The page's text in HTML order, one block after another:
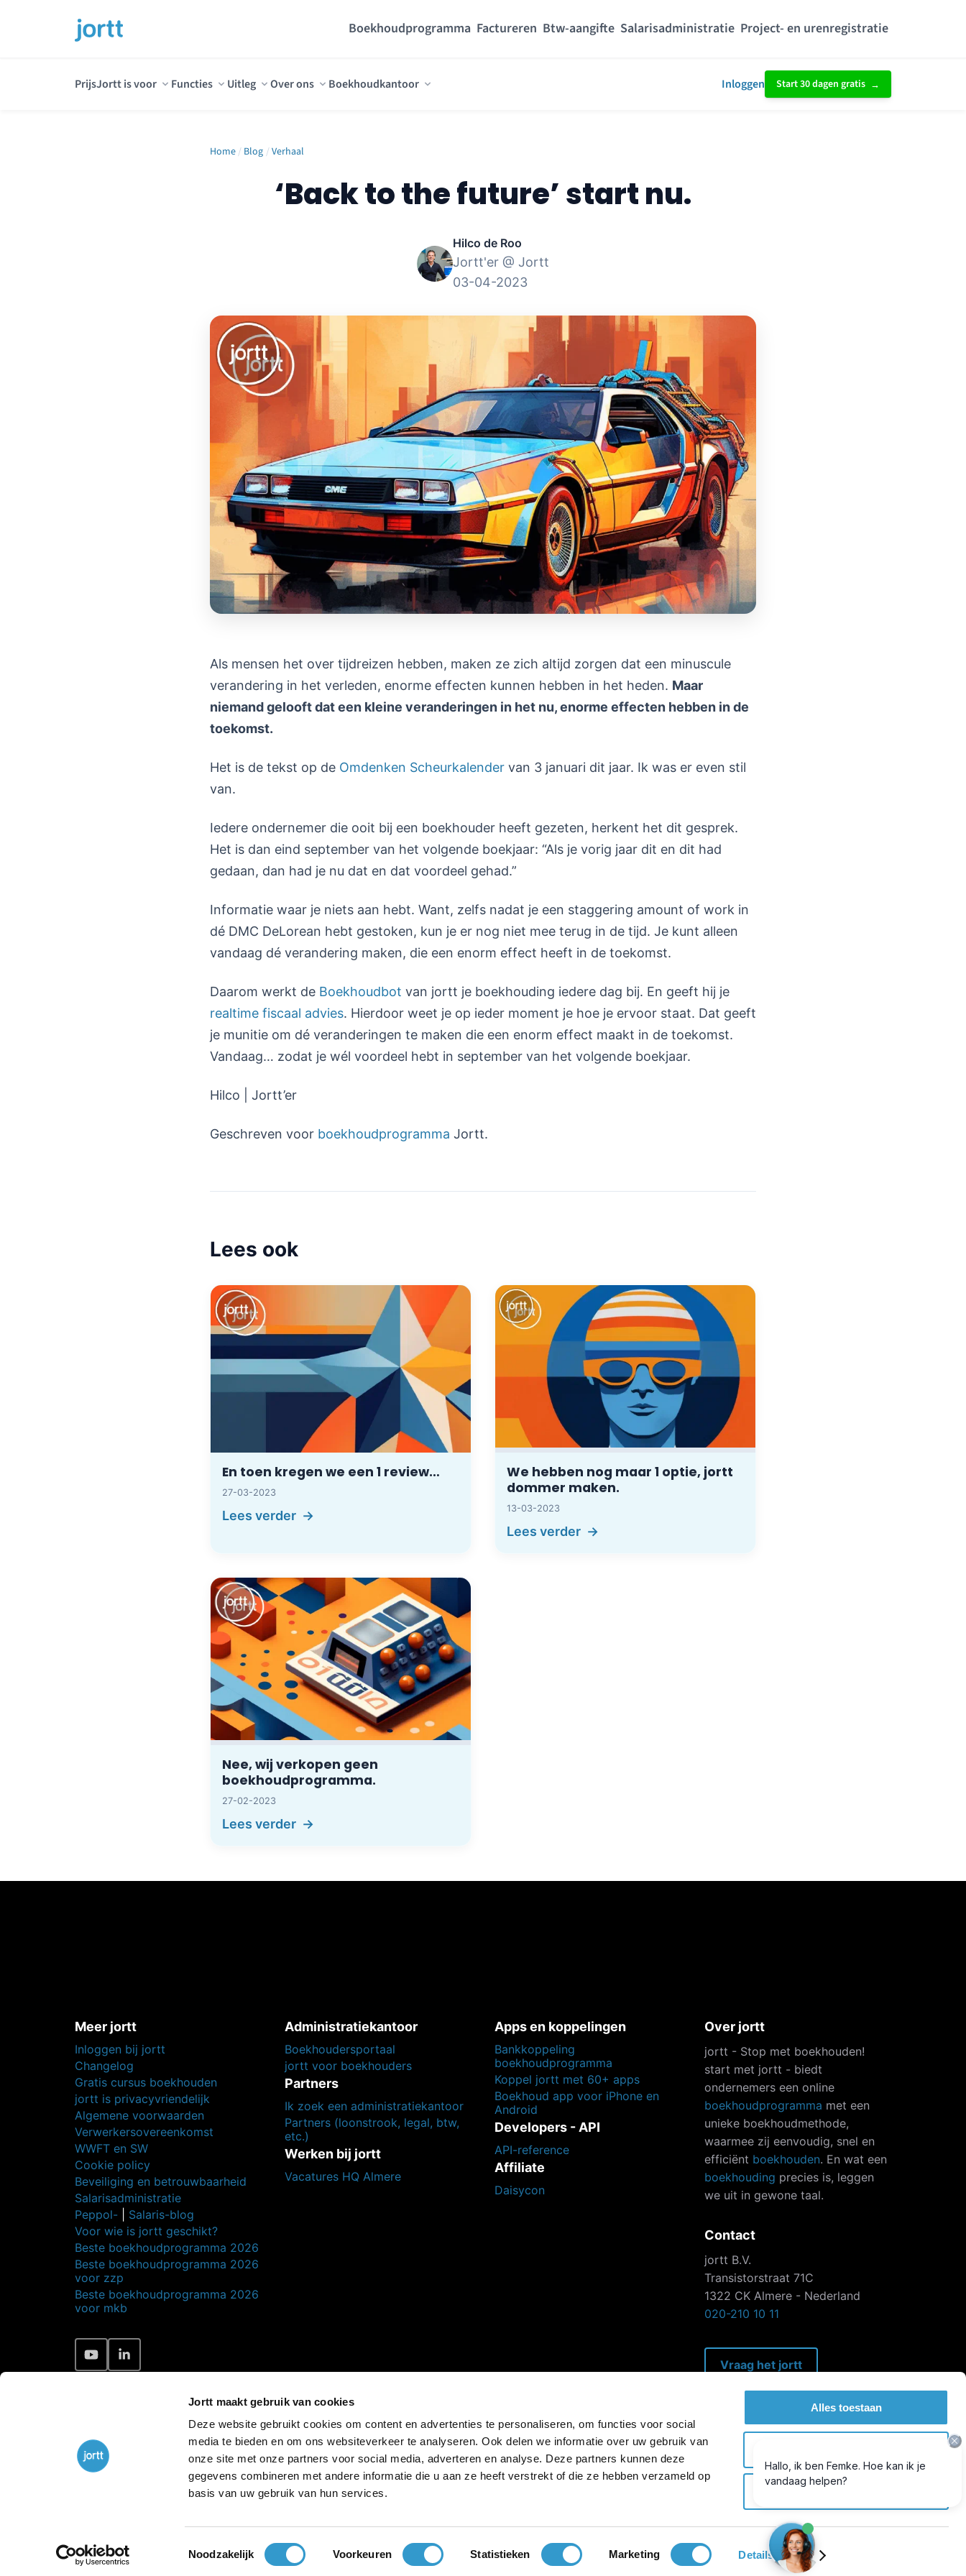
Jortt maakt gebruik van cookies
Deze website gebruikt cookies om content en advertenties te personaliseren, om functies voor social
media te bieden en om ons websiteverkeer te analyseren. Ook delen we informatie over uw gebruik van
onze site met onze partners voor social media, adverteren en analyse. Deze partners kunnen deze
gegevens combineren met andere informatie die u aan ze heeft verstrekt of die ze hebben verzameld op
basis van uw gebruik van hun services.
Toestemmingsselectie
Noodzakelijk Voorkeuren Statistieken Marketing Details tonen
Alles toestaan
Boekhoudprogramma Factureren Btw-aangifte Salarisadministratie Project- en urenregistratie
PrijsJortt is voor Functies Uitleg Over ons Boekhoudkantoor Inloggen Start 30 dagen gratis
Home/ Blog /Verhaal
‘Back to the future’ start nu.
Hilco de Roo
Jortt'er @ Jortt
03-04-2023
Als mensen het over tijdreizen hebben, maken ze zich altijd zorgen dat een minuscule
verandering in het verleden, enorme effecten kunnen hebben in het heden. Maar
niemand gelooft dat een kleine veranderingen in het nu, enorme effecten hebben in de
toekomst.
Het is de tekst op de Omdenken Scheurkalender van 3 januari dit jaar. Ik was er even stil
van.
Iedere ondernemer die ooit bij een boekhouder heeft gezeten, herkent het dit gesprek.
Het is dan eind september van het volgende boekjaar: “Als je vorig jaar dit en dit had
gedaan, dan had je nu dat en dat voordeel gehad.”
Informatie waar je niets aan hebt. Want, zelfs nadat je een staggering amount of work in
dé DMC DeLorean hebt gestoken, kun je er nog niet mee terug in de tijd. Je kunt alleen
vandaag dé verandering maken, die een enorm effect heeft in de toekomst.
Daarom werkt de Boekhoudbot van jortt je boekhouding iedere dag bij. En geeft hij je
realtime fiscaal advies. Hierdoor weet je op ieder moment je hoe je ervoor staat. Dat geeft
je munitie om dé veranderingen te maken die een enorm effect maakt in de toekomst.
Vandaag… zodat je wél voordeel hebt in september van het volgende boekjaar.
Hilco | Jortt’er
Geschreven voor boekhoudprogramma Jortt.
Lees ook
En toen kregen we een 1 review…
27-03-2023
Lees verder
We hebben nog maar 1 optie, jortt
dommer maken.
13-03-2023
Lees verder
Nee, wij verkopen geen
boekhoudprogramma.
27-02-2023
Lees verder
Meer jortt
Inloggen bij jortt
Changelog
Gratis cursus boekhouden
jortt is privacyvriendelijk
Algemene voorwaarden
Verwerkersovereenkomst
WWFT en SW
Cookie policy
Beveiliging en betrouwbaarheid
Salarisadministratie
Peppol-
Salaris-blog
Voor wie is jortt geschikt?
Beste boekhoudprogramma 2026
Beste boekhoudprogramma 2026
voor zzp
Beste boekhoudprogramma 2026
voor mkb
Administratiekantoor
Boekhoudersportaal
jortt voor boekhouders
Partners
Ik zoek een administratiekantoor
Partners (loonstrook, legal, btw,
etc.)
Werken bij jortt
Vacatures HQ Almere
Apps en koppelingen
Bankkoppeling
boekhoudprogramma
Koppel jortt met 60+ apps
Boekhoud app voor iPhone en
Android
Developers - API
API-reference
Affiliate
Daisycon
Over jortt
jortt - Stop met boekhouden!
start met jortt - biedt
ondernemers een online
boekhoudprogramma met een
unieke boekhoudmethode,
waarmee zij eenvoudig, snel en
efficiënt boekhouden. En wat een
boekhouding precies is, leggen
we uit in gewone taal.
Contact
jortt B.V.
Transistorstraat 71C
1322 CK Almere - Nederland
020-210 10 11
Vraag het jortt
jortt is eengeregistreerd handelsmerk
jortt bv staat geregistreerd onder KvK nummer64073319en is PSD2
gelicentieerd door De Nederlandsche Bank (‘
vervolgens het reguliere maandtarief van je gekozen abonnement.
** Gratis bunq zzp-rekening: zie de